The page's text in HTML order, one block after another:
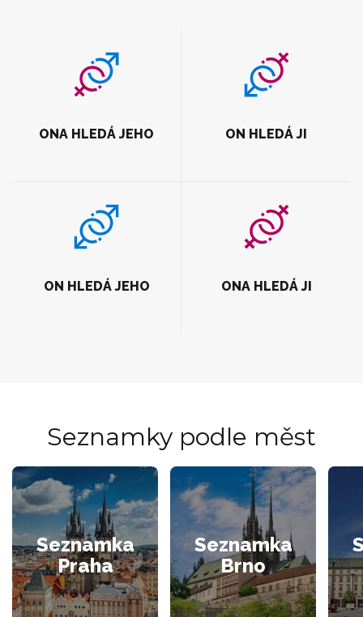
ONA HLEDÁ JEHO ON HLEDÁ JI
ON HLEDÁ JEHO ONA HLEDÁ JI
Seznamky podle měst
Seznamka
Praha
Seznamka
Brno